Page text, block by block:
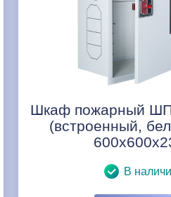
Шкаф пожарный
(встроенный,
В